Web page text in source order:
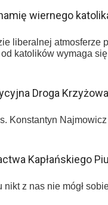
wiernego
liberalnej atmosferze
katolików wymaga
Droga Krzyżowa
Konstantyn
Kapłańskiego
z nas nie mógł